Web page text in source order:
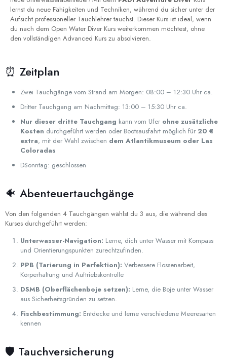
lernst du neue Fähigkeiten und Techniken, während du sicher unter der
Aufsicht professioneller Tauchlehrer tauchst. Dieser Kurs ist ideal, wenn
du nach dem Open Water Diver Kurs weiterkommen möchtest, ohne
den vollständigen Advanced Kurs zu absolvieren.
⏰ Zeitplan
Zwei Tauchgänge vom Strand am Morgen: 08:00 – 12:30 Uhr ca.
Dritter Tauchgang am Nachmittag: 13:00 – 15:30 Uhr ca.
Nur dieser dritte Tauchgang kann vom Ufer ohne zusätzliche
Kosten durchgeführt werden oder Bootsausfahrt möglich für 20 €
extra, mit der Wahl zwischen dem Atlantikmuseum oder Las
Coloradas
DSonntag: geschlossen
🐠 Abenteuertauchgänge
Von den folgenden 4 Tauchgängen wählst du 3 aus, die während des
Kurses durchgeführt werden:
Unterwasser-Navigation: Lerne, dich unter Wasser mit Kompass
und Orientierungspunkten zurechtzufinden.
PPB (Tarierung in Perfektion): Verbessere Flossenarbeit,
Körperhaltung und Auftriebskontrolle
DSMB (Oberflächenboje setzen): Lerne, die Boje unter Wasser
aus Sicherheitsgründen zu setzen.
Fischbestimmung: Entdecke und lerne verschiedene Meeresarten
kennen
🛡️ Tauchversicherung